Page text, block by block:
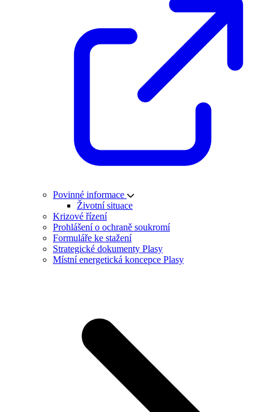
Povinné informace
Životní situace
Krizové řízení
Prohlášení o ochraně soukromí
Formuláře ke stažení
Strategické dokumenty Plasy
Místní energetická koncepce Plasy